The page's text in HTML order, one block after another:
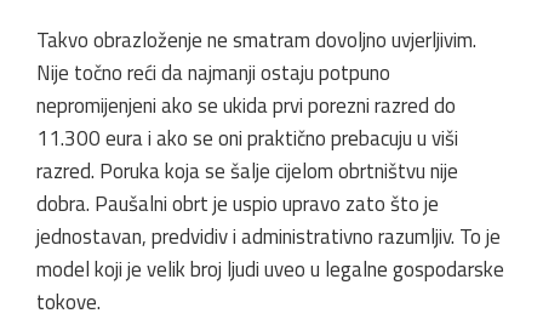
Takvo obrazloženje ne smatram dovoljno uvjerljivim.
Nije točno reći da najmanji ostaju potpuno
nepromijenjeni ako se ukida prvi porezni razred do
11.300 eura i ako se oni praktično prebacuju u viši
razred. Poruka koja se šalje cijelom obrtništvu nije
dobra. Paušalni obrt je uspio upravo zato što je
jednostavan, predvidiv i administrativno razumljiv. To je
model koji je velik broj ljudi uveo u legalne gospodarske
tokove.